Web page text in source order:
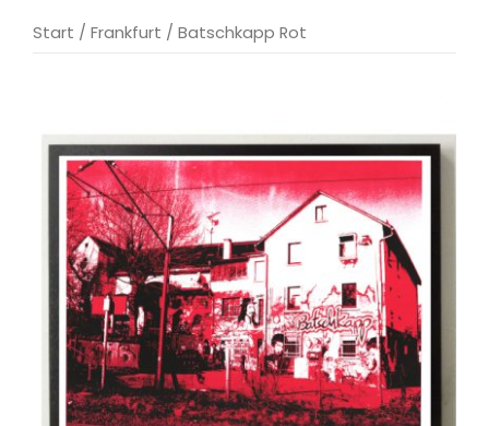
Start / Frankfurt / Batschkapp Rot